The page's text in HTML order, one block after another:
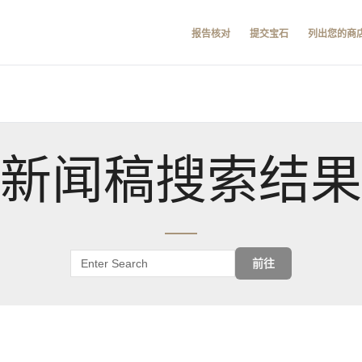
报告核对 提交宝石 列出您的商
新闻稿搜索结果
前往